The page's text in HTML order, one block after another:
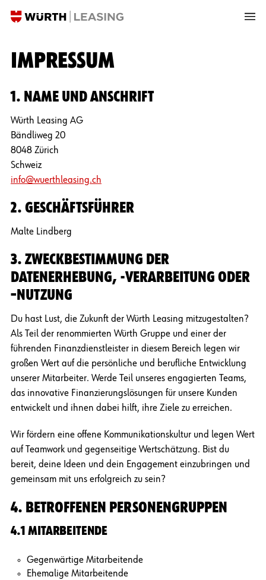
IMPRESSUM
1. NAME UND ANSCHRIFT
Würth Leasing AG
Bändliweg 20
8048 Zürich
Schweiz
info@wuerthleasing.ch
2. GESCHÄFTSFÜHRER
Malte Lindberg
3. ZWECKBESTIMMUNG DER
DATENERHEBUNG, -VERARBEITUNG ODER
–NUTZUNG
Du hast Lust, die Zukunft der Würth Leasing mitzugestalten?
Als Teil der renommierten Würth Gruppe und einer der
führenden Finanzdienstleister in diesem Bereich legen wir
großen Wert auf die persönliche und berufliche Entwicklung
unserer Mitarbeiter. Werde Teil unseres engagierten Teams,
das innovative Finanzierungslösungen für unsere Kunden
entwickelt und ihnen dabei hilft, ihre Ziele zu erreichen.
Wir fördern eine offene Kommunikationskultur und legen Wert
auf Teamwork und gegenseitige Wertschätzung. Bist du
bereit, deine Ideen und dein Engagement einzubringen und
gemeinsam mit uns erfolgreich zu sein?
4. BETROFFENEN PERSONENGRUPPEN
4.1 MITARBEITENDE
Gegenwärtige Mitarbeitende
Ehemalige Mitarbeitende